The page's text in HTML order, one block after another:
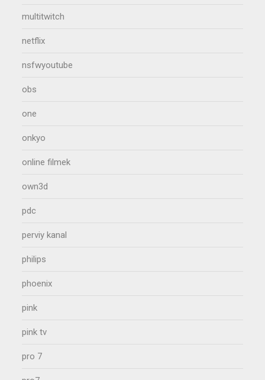
multitwitch
netflix
nsfwyoutube
obs
one
onkyo
online filmek
own3d
pdc
perviy kanal
philips
phoenix
pink
pink tv
pro 7